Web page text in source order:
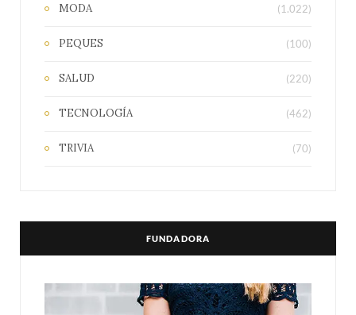
MODA (1.022)
PEQUES (100)
SALUD (220)
TECNOLOGÍA (462)
TRIVIA (70)
FUNDADORA